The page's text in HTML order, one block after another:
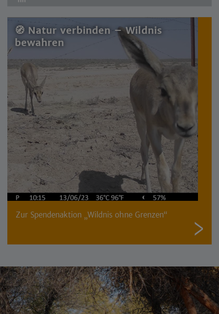
🧭 Natur verbinden – Wildnis
bewahren
Zur Spendenaktion „Wildnis ohne Grenzen“